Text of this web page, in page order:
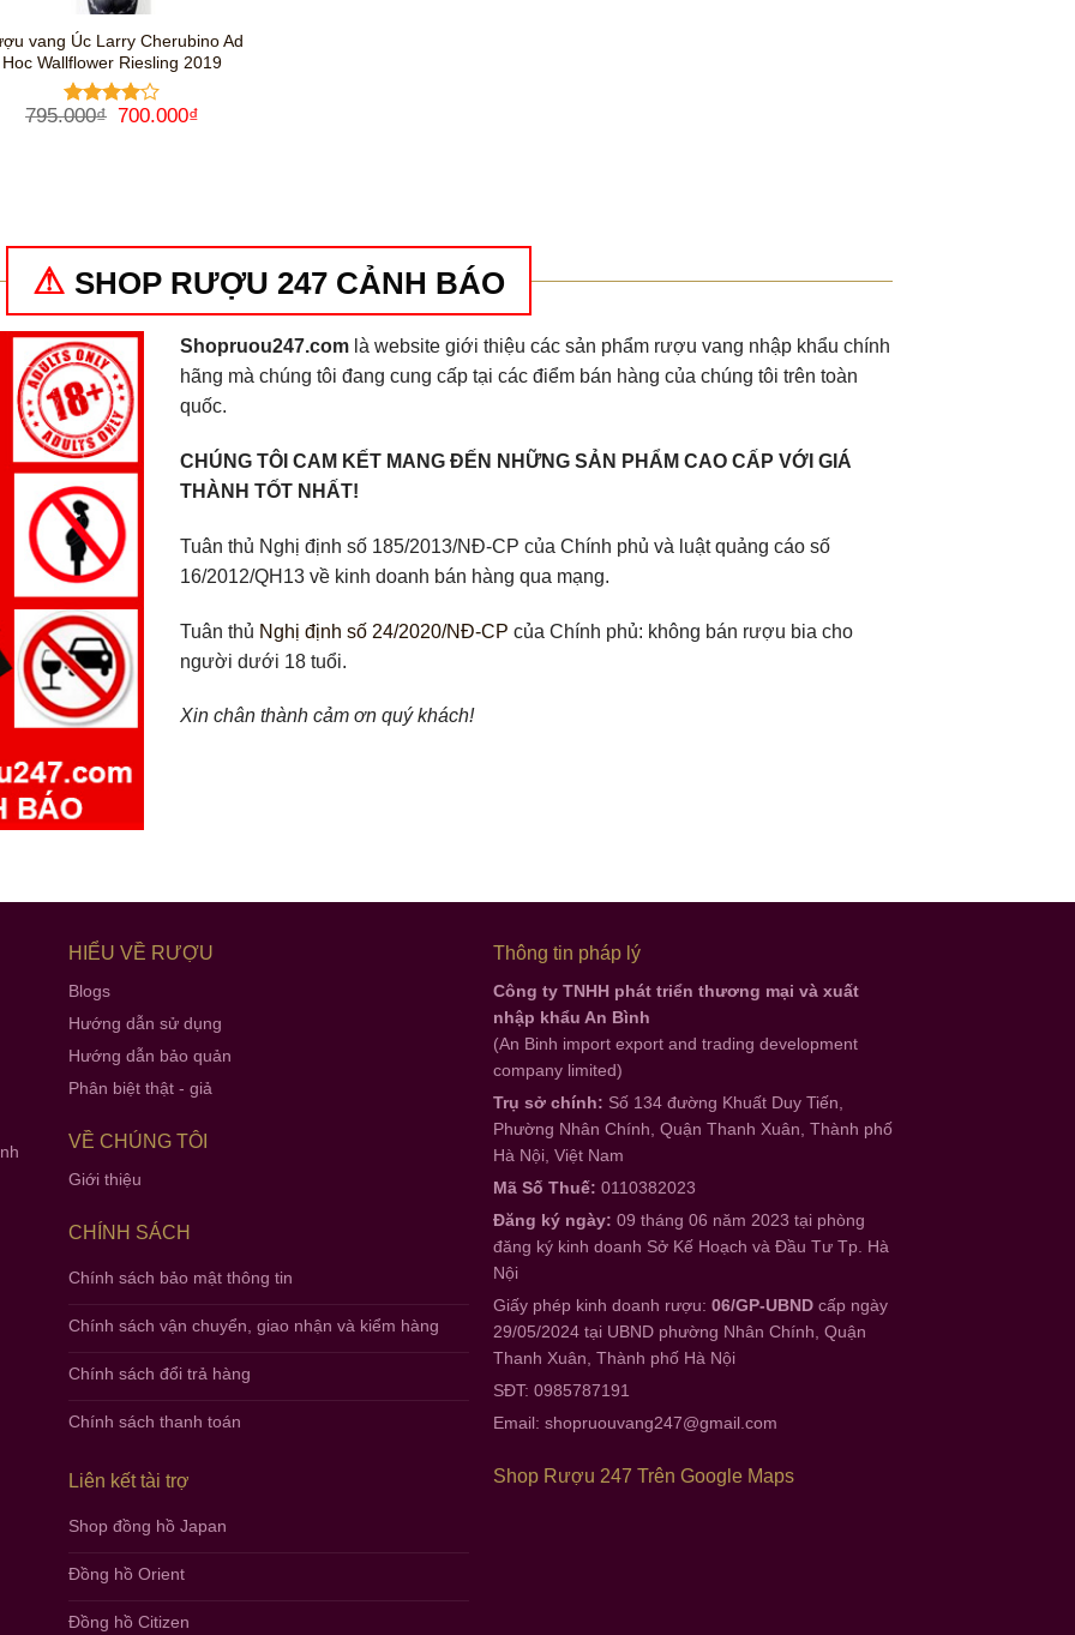
vang Úc Larry Cherubino Ad
Hoc Wallflower Riesling 2019
Được
795.000₫ Giá
700.000₫
SHOP RƯỢU 247 CẢNH BÁO
Shopruou247.com là website giới thiệu các sản phẩm rượu vang nhập khẩu chính
hãng mà chúng tôi đang cung cấp tại các điểm bán hàng của chúng tôi trên toàn
quốc.
CHÚNG TÔI CAM KẾT MANG ĐẾN NHỮNG SẢN PHẨM CAO CẤP VỚI GIÁ
THÀNH TỐT NHẤT!
Tuân thủ Nghị định số 185/2013/NĐ-CP của Chính phủ và luật quảng cáo số
16/2012/QH13 về kinh doanh bán hàng qua mạng.
Tuân thủ Nghị định số 24/2020/NĐ-CP của Chính phủ: không bán rượu bia cho
người dưới 18 tuổi.
Xin chân thành cảm ơn quý khách!
HIỂU VỀ RƯỢU
Blogs
Hướng dẫn sử dụng
Hướng dẫn bảo quản
Phân biệt thật - giả
VỀ CHÚNG TÔI
Giới thiệu
CHÍNH SÁCH
Chính sách bảo mật thông tin
Chính sách vận chuyển, giao nhận và kiểm hàng
Chính sách đổi trả hàng
Chính sách thanh toán
Liên kết tài trợ
Shop đồng hồ Japan
Đồng hồ Orient
Đồng hồ Citizen
Thông tin pháp lý
Công ty TNHH phát triển thương mại và xuất
nhập khẩu An Bình
(An Binh import export and trading development
company limited)
Trụ sở chính: Số 134 đường Khuất Duy Tiến,
Phường Nhân Chính, Quận Thanh Xuân, Thành phố
Hà Nội, Việt Nam
Mã Số Thuế: 0110382023
Đăng ký ngày: 09 tháng 06 năm 2023 tại phòng
đăng ký kinh doanh Sở Kế Hoạch và Đầu Tư Tp. Hà
Nội
Giấy phép kinh doanh rượu: 06/GP-UBND cấp ngày
29/05/2024 tại UBND phường Nhân Chính, Quận
Thanh Xuân, Thành phố Hà Nội
SĐT: 0985787191
Email: shopruouvang247@gmail.com
Shop Rượu 247 Trên Google Maps